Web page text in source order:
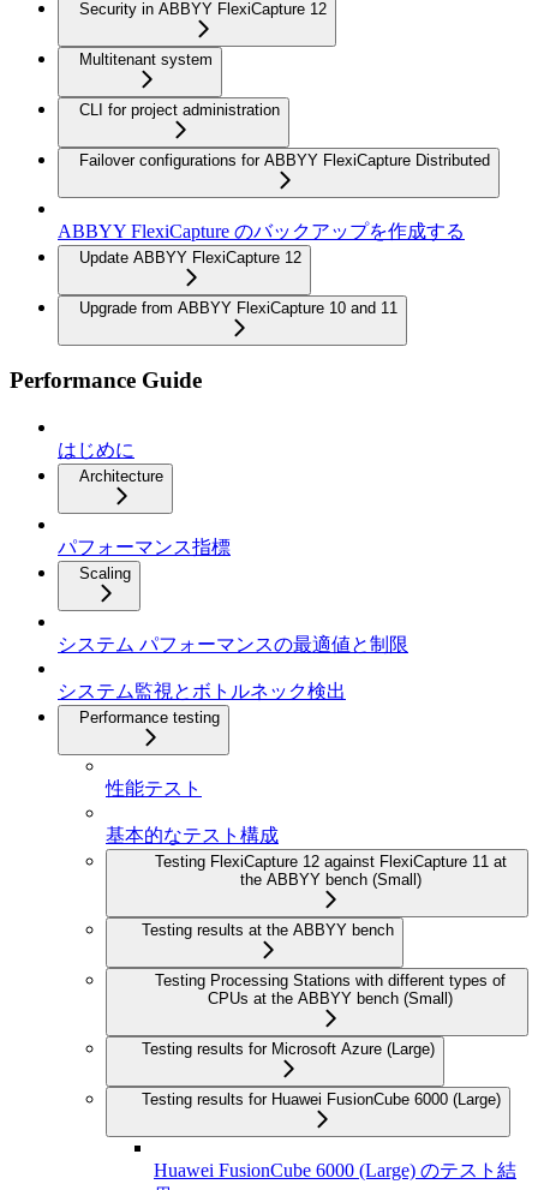
Security in ABBYY FlexiCapture 12
Multitenant system
CLI for project administration
Failover configurations for ABBYY FlexiCapture Distributed
ABBYY FlexiCapture のバックアップを作成する
Update ABBYY FlexiCapture 12
Upgrade from ABBYY FlexiCapture 10 and 11
Performance Guide
はじめに
Architecture
パフォーマンス指標
Scaling
システム パフォーマンスの最適値と制限
システム監視とボトルネック検出
Performance testing
性能テスト
基本的なテスト構成
Testing FlexiCapture 12 against FlexiCapture 11 at
the ABBYY bench (Small)
Testing results at the ABBYY bench
Testing Processing Stations with different types of
CPUs at the ABBYY bench (Small)
Testing results for Microsoft Azure (Large)
Testing results for Huawei FusionCube 6000 (Large)
Huawei FusionCube 6000 (Large) のテスト結